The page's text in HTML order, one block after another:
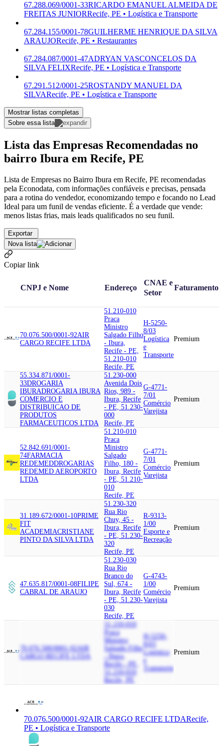
67.288.069/0001-33RICARDO EMANUEL ALMEIDA DE
FREITAS JUNIORRecife, PE • Logística e Transporte
67.284.155/0001-78GUILHERME HENRIQUE DA SILVA
ARAUJORecife, PE • Restaurantes
67.284.087/0001-47ADRYAN VASCONCELOS DA
SILVA FELIXRecife, PE • Logística e Transporte
67.291.512/0001-25ROSTANDY MANUEL DA
SILVARecife, PE • Logística e Transporte
Mostrar listas completas
Sobre essa lista
Lista das Empresas Recomendadas no
bairro Ibura em Recife, PE
Lista de Empresas no Bairro Ibura em Recife, PE recomendadas
pela Econodata, com informações confiáveis e precisas, pensada
para a rotina do vendedor, economizando tempo e focando no Lead
Ideal para um funil de vendas eficiente. É a verdade que vende:
menos listas frias, mais leads qualificados no seu funil.
Exportar
Nova lista
Copiar link
CNPJ e Nome Endereço
CNAE e
Setor
Faturamento
70.076.500/0001-92AIR
CARGO RECIFE LTDA
51.210-010
Praca
Ministro
Salgado Filho
- Ibura,
Recife - PE,
51.210-010
Recife, PE
H-5250-
8/03
Logística
e
Transporte
Premium
55.334.871/0001-
33DROGARIA
IBURADROGARIA IBURA
COMERCIO E
DISTRIBUICAO DE
PRODUTOS
FARMACEUTICOS LTDA
51.230-000
Avenida Dois
Rios, 989 -
Ibura, Recife
- PE, 51.230-
000
Recife, PE
G-4771-
7/01
Comércio
Varejista
Premium
52.842.691/0001-
74FARMACIA
REDEMEDDROGARIAS
REDEMED AEROPORTO
LTDA
51.210-010
Praca
Ministro
Salgado
Filho, 180 -
Ibura, Recife
- PE, 51.210-
010
Recife, PE
G-4771-
7/01
Comércio
Varejista
Premium
31.189.672/0001-10PRIME
FIT
ACADEMIACRISTIANE
PINTO DA SILVA LTDA
51.230-320
Rua Rio
Chuy, 45 -
Ibura, Recife
- PE, 51.230-
320
Recife, PE
R-9313-
1/00
Esporte e
Recreação
Premium
47.635.817/0001-08FILIPE
CABRAL DE ARAUJO
51.230-030
Rua Rio
Branco do
Sul, 674 -
Ibura, Recife
- PE, 51.230-
030
Recife, PE
G-4743-
1/00
Comércio
Varejista
Premium
70.076.500/0001-92AIR
CARGO RECIFE LTDA
51.210-010
Praca
Ministro
Salgado Filho
- Ibura,
Recife - PE,
51.210-010
Recife, PE
H-5250-
Logística
e
Transporte
Premium
70.076.500/0001-92AIR CARGO RECIFE LTDARecife,
PE • Logística e Transporte